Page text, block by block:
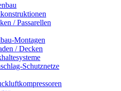
/ Passarellen
Montagen
/ Decken
Schutznetze